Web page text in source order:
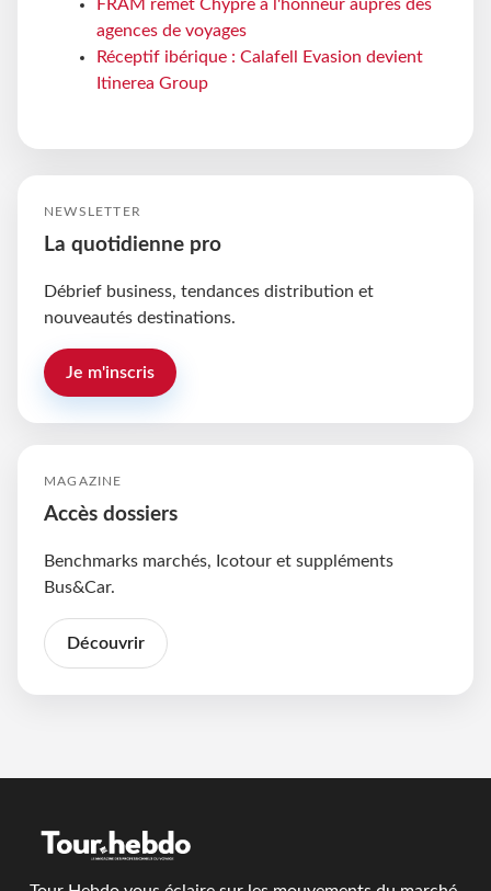
FRAM remet Chypre à l'honneur auprès des
agences de voyages
Réceptif ibérique : Calafell Evasion devient
Itinerea Group
NEWSLETTER
La quotidienne pro
Débrief business, tendances distribution et
nouveautés destinations.
Je m'inscris
MAGAZINE
Accès dossiers
Benchmarks marchés, Icotour et suppléments
Bus&Car.
Découvrir